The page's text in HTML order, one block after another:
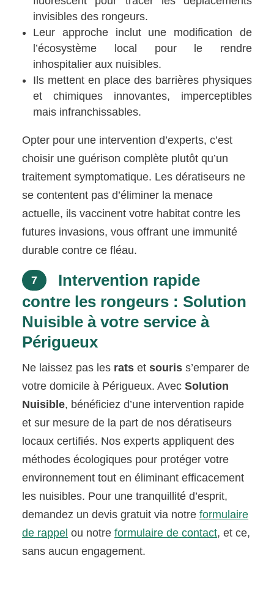
invisibles des rongeurs.
Leur approche inclut une modification de
l’écosystème local pour le rendre
inhospitalier aux nuisibles.
Ils mettent en place des barrières physiques
et chimiques innovantes, imperceptibles
mais infranchissables.
Opter pour une intervention d’experts, c’est
choisir une guérison complète plutôt qu’un
traitement symptomatique. Les dératiseurs ne
se contentent pas d’éliminer la menace
actuelle, ils vaccinent votre habitat contre les
futures invasions, vous offrant une immunité
durable contre ce fléau.
7
Intervention rapide
contre les rongeurs : Solution
Nuisible à votre service à
Périgueux
Ne laissez pas les rats etsouris s’emparer de
votre domicile à Périgueux. AvecSolution
Nuisible, bénéficiez d’une intervention rapide
et sur mesure de la part de nos dératiseurs
locaux certifiés. Nos experts appliquent des
méthodes écologiques pour protéger votre
environnement tout en éliminant efficacement
les nuisibles. Pour une tranquillité d’esprit,
demandez un devis gratuit via notreformulaire
de rappel ou notreformulaire de contact, et ce,
sans aucun engagement.